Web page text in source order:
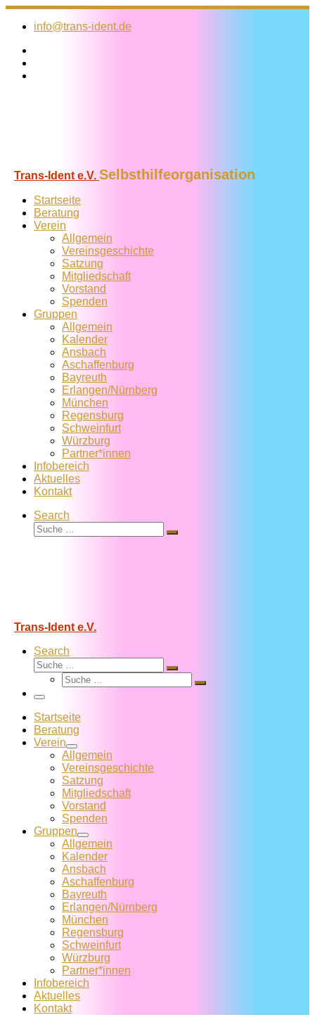
Zum
Inhalt
info@trans-ident.de
Trans-Ident e.V. Selbsthilfeorganisation
Startseite
Beratung
Verein
Allgemein
Vereins­geschichte
Satzung
Mitglied­schaft
Vorstand
Spenden
Gruppen
Allgemein
Kalender
Ansbach
Aschaffenburg
Bayreuth
Erlangen/Nürnberg
München
Regensburg
Schweinfurt
Würzburg
Partner*innen
Infobereich
Aktuelles
Kontakt
Search
Suche
Suche
Trans-Ident e.V.
Search
Suche
Suche
Suche
Suche
Menü
Startseite
Beratung
Verein
Allgemein
Vereins­geschichte
Satzung
Mitglied­schaft
Vorstand
Spenden
Gruppen
Allgemein
Kalender
Ansbach
Aschaffenburg
Bayreuth
Erlangen/Nürnberg
München
Regensburg
Schweinfurt
Würzburg
Partner*innen
Infobereich
Aktuelles
Kontakt